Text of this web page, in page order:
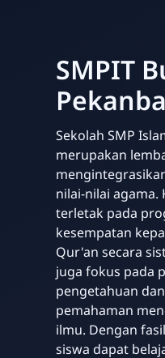
SMPIT
Sekolah SMP
merupakan
nilai-nilai agama.
terletak pada
kesempatan
Qur'an secara
juga fokus pada
pengetahuan
pemahaman
ilmu. Dengan
siswa dapat